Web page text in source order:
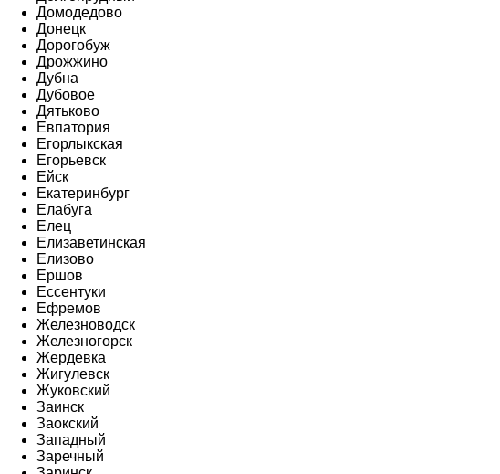
Домодедово
Донецк
Дорогобуж
Дрожжино
Дубна
Дубовое
Дятьково
Евпатория
Егорлыкская
Егорьевск
Ейск
Екатеринбург
Елабуга
Елец
Елизаветинская
Елизово
Ершов
Ессентуки
Ефремов
Железноводск
Железногорск
Жердевка
Жигулевск
Жуковский
Заинск
Заокский
Западный
Заречный